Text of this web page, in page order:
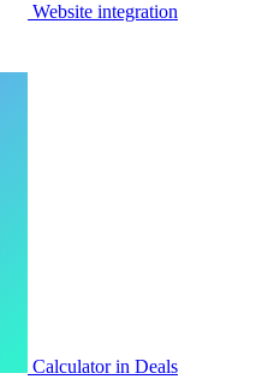
Website integration
Calculator in Deals